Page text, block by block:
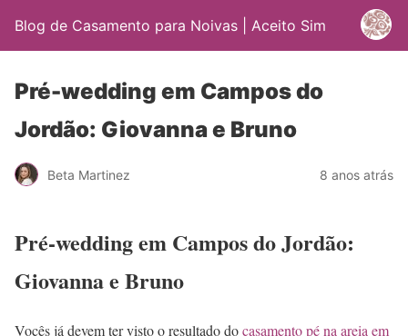
Blog de Casamento para Noivas | Aceito Sim
Pré-wedding em Campos do
Jordão: Giovanna e Bruno
Beta Martinez 8 anos atrás
Pré-wedding em Campos do Jordão:
Giovanna e Bruno
Vocês já devem ter visto o resultado docasamento pé na areia em